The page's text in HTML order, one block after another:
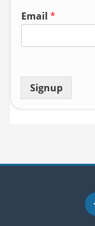
Email *
Signup